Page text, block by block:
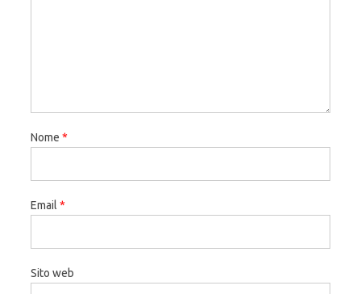
Nome *
Email *
Sito web